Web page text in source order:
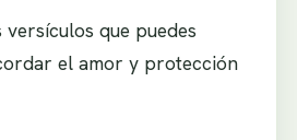
versículos que puedes
el amor y protección